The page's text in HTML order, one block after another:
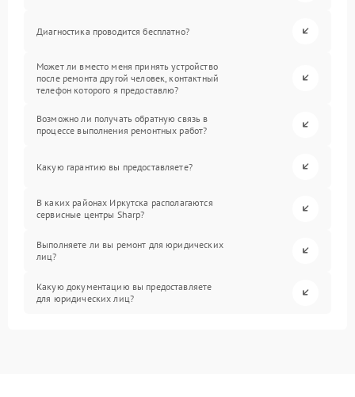
Диагностика проводится бесплатно?
Может ли вместо меня принять устройство
после ремонта другой человек, контактный
телефон которого я предоставлю?
Возможно ли получать обратную связь в
процессе выполнения ремонтных работ?
Какую гарантию вы предоставляете?
В каких районах Иркутска располагаются
сервисные центры Sharp?
Выполняете ли вы ремонт для юридических
лиц?
Какую документацию вы предоставляете
для юридических лиц?